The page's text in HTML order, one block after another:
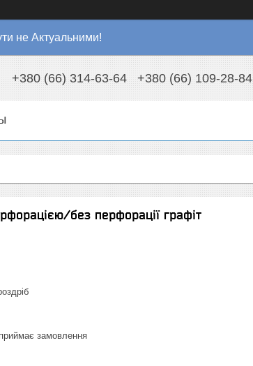
не Актуальними!
+380 (66) 314-63-64 +380 (66) 109-28-84
без перфорації графіт
замовлення